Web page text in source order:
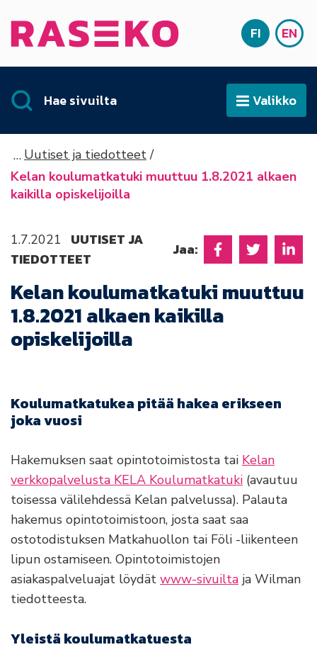
Etusivu SUOMI
FI EN
Hae sivuilta AvaaValikko
Uutiset ja tiedotteet
Kelan koulumatkatuki muuttuu 1.8.2021 alkaen
kaikilla opiskelijoilla
1.7.2021
UUTISET JA
TIEDOTTEET
Jaa: Jaa Facebookissa
Jaa Jaa
Kelan koulumatkatuki muuttuu
1.8.2021 alkaen kaikilla
opiskelijoilla
Koulumatkatukea pitää hakea erikseen
joka vuosi
Hakemuksen saat opintotoimistosta tai Kelan
verkkopalvelusta KELA Koulumatkatuki (avautuu
toisessa välilehdessä Kelan palvelussa). Palauta
hakemus opintotoimistoon, josta saat saa
ostotodistuksen Matkahuollon tai Föli -liikenteen
lipun ostamiseen. Opintotoimistojen
asiakaspalveluajat löydät www-sivuilta ja Wilman
tiedotteesta.
Yleistä koulumatkatuesta